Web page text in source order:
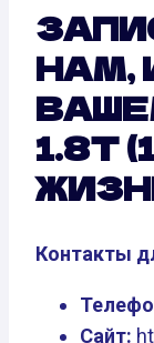
НАМ,
1.8T
Контакты
Сайт: